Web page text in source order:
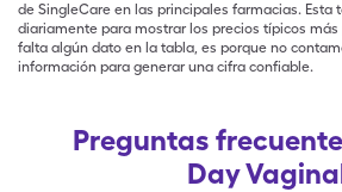
de SingleCare en las principales farmacias. Esta
diariamente para mostrar los precios típicos más
falta algún dato en la tabla, es porque no
información para generar una cifra confiable.
Preguntas
Day